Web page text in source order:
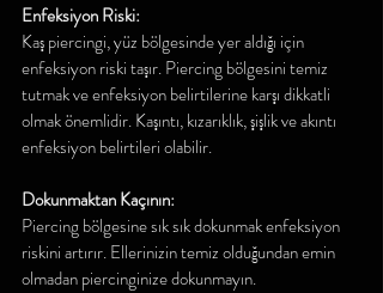
Enfeksiyon Riski:
Kaş piercingi, yüz bölgesinde yer aldığı için
enfeksiyon riski taşır. Piercing bölgesini temiz
tutmak ve enfeksiyon belirtilerine karşı dikkatli
olmak önemlidir. Kaşıntı, kızarıklık, şişlik ve akıntı
enfeksiyon belirtileri olabilir.
Dokunmaktan Kaçının:
Piercing bölgesine sık sık dokunmak enfeksiyon
riskini artırır. Ellerinizin temiz olduğundan emin
olmadan piercinginize dokunmayın.